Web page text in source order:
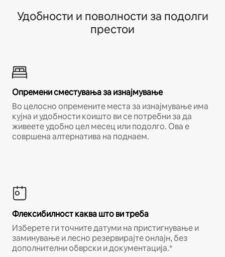
Удобности и поволности за подолги
престои
Опремени сместувања за изнајмување
Во целосно опремените места за изнајмување има
кујна и удобности коишто ви се потребни за да
живеете удобно цел месец или подолго. Ова е
совршена алтернатива на поднаем.
Флексибилност каква што ви треба
Изберете ги точните датуми на пристигнување и
заминување и лесно резервирајте онлајн, без
дополнителни обврски и документација.*